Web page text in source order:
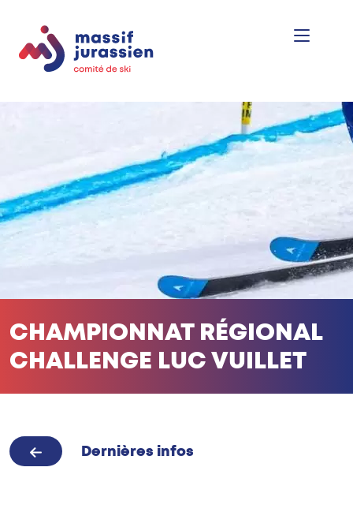
CHAMPIONNAT RÉGIONAL
CHALLENGE LUC VUILLET
Dernières infos